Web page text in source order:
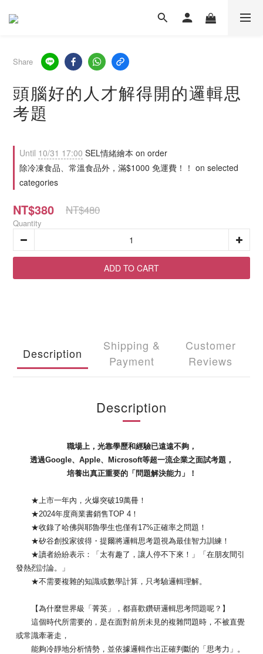
Share
頭腦好的人才解得開的邏輯思
考題
Until 10/31 17:00 SEL情緒繪本 on order
除冷凍食品、常溫食品外，滿$1000 免運費！！ on selected
categories
NT$380 NT$480
Quantity
ADD TO CART
Description
Shipping &
Payment
Customer
Reviews
Description
職場上，光靠學歷和經驗已遠遠不夠，
透過Google、Apple、Microsoft等超一流企業之面試考題，
培養出真正重要的「問題解決能力」！
★上市一年內，火爆突破19萬冊！
★2024年度商業書銷售TOP 4！
★收錄了哈佛與耶魯學生也僅有17%正確率之問題！
★矽谷創投家彼得・提爾將邏輯思考題視為最佳智力訓練！
★讀者紛紛表示：「太有趣了，讓人停不下來！」「在朋友間引
發熱烈討論。」
★不需要複雜的知識或數學計算，只考驗邏輯理解。
【為什麼世界級「菁英」，都喜歡鑽研邏輯思考問題呢？】
這個時代所需要的，是在面對前所未見的複雜問題時，不被直覺
或常識牽著走，
能夠冷靜地分析情勢，並依據邏輯作出正確判斷的「思考力」。